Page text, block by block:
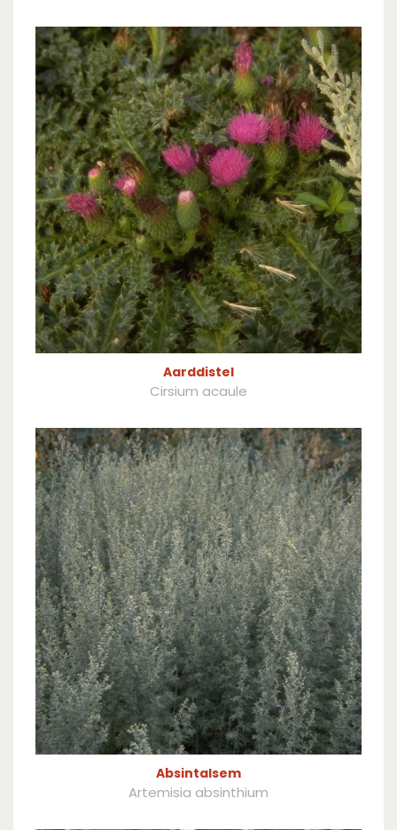
Aarddistel
Cirsium acaule
Absintalsem
Artemisia absinthium